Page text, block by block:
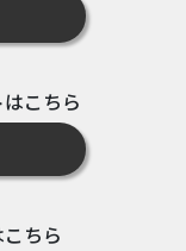
こちら
ちら